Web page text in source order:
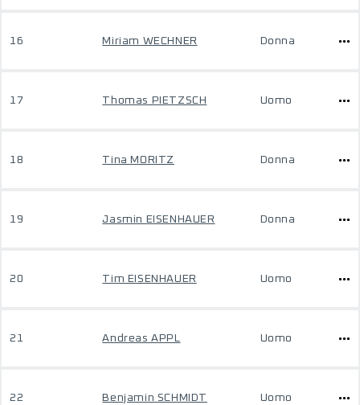
16 Miriam WECHNER Donna
17 Thomas PIETZSCH Uomo
18 Tina MORITZ Donna
19 Jasmin EISENHAUER Donna
20 Tim EISENHAUER Uomo
21 Andreas APPL Uomo
22 Benjamin SCHMIDT Uomo